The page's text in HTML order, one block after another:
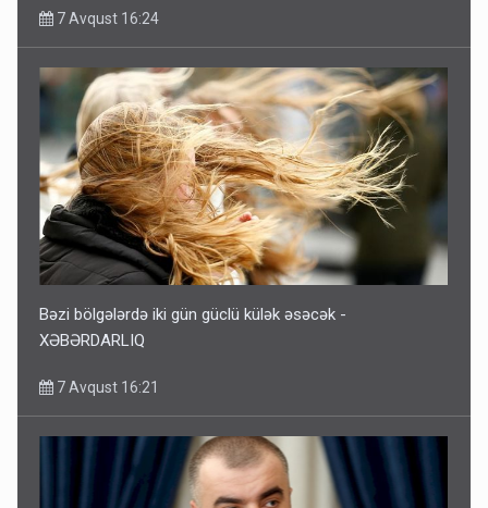
7 Avqust 16:24
Bəzi bölgələrdə iki gün güclü külək əsəcək -
XƏBƏRDARLIQ
7 Avqust 16:21